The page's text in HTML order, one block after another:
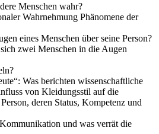
Menschen wahr?
Wahrnehmung Phänomene der
eines Menschen über seine Person?
zwei Menschen in die Augen
Was berichten wissenschaftliche
von Kleidungsstil auf die
deren Status, Kompetenz und
und was verrät die